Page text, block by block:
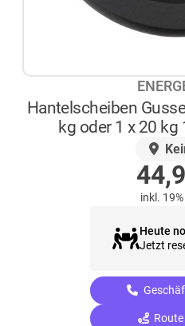
Hantelscheiben
kg oder 1 x 20 kg
inkl.
Heute
Jetzt